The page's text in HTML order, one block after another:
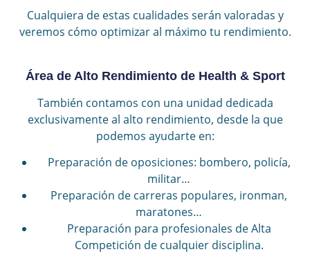
Cualquiera de estas cualidades serán valoradas y
veremos cómo optimizar al máximo tu rendimiento.
Área de Alto Rendimiento de Health & Sport
También contamos con una unidad dedicada
exclusivamente al alto rendimiento, desde la que
podemos ayudarte en:
Preparación de oposiciones: bombero, policía,
militar…
Preparación de carreras populares, ironman,
maratones…
Preparación para profesionales de Alta
Competición de cualquier disciplina.